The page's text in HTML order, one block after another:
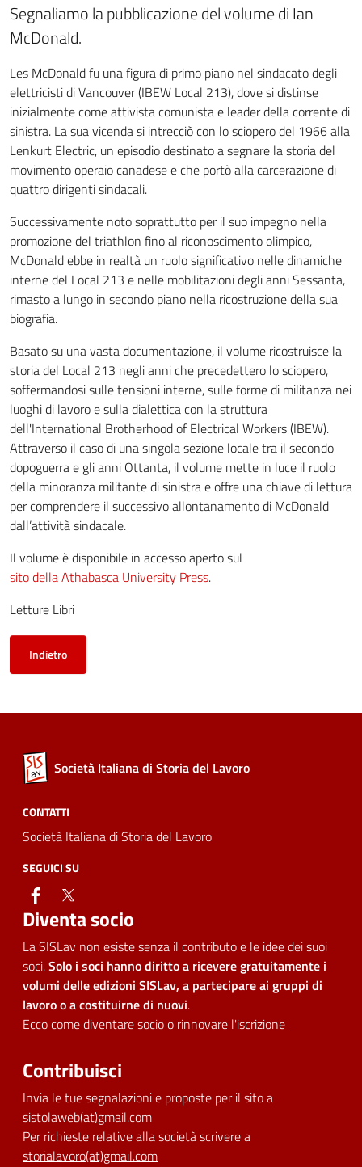
Segnaliamo la pubblicazione del volume di Ian
McDonald.
Les McDonald fu una figura di primo piano nel sindacato degli
elettricisti di Vancouver (IBEW Local 213), dove si distinse
inizialmente come attivista comunista e leader della corrente di
sinistra. La sua vicenda si intrecciò con lo sciopero del 1966 alla
Lenkurt Electric, un episodio destinato a segnare la storia del
movimento operaio canadese e che portò alla carcerazione di
quattro dirigenti sindacali.
Successivamente noto soprattutto per il suo impegno nella
promozione del triathlon fino al riconoscimento olimpico,
McDonald ebbe in realtà un ruolo significativo nelle dinamiche
interne del Local 213 e nelle mobilitazioni degli anni Sessanta,
rimasto a lungo in secondo piano nella ricostruzione della sua
biografia.
Basato su una vasta documentazione, il volume ricostruisce la
storia del Local 213 negli anni che precedettero lo sciopero,
soffermandosi sulle tensioni interne, sulle forme di militanza nei
luoghi di lavoro e sulla dialettica con la struttura
dell'International Brotherhood of Electrical Workers (IBEW).
Attraverso il caso di una singola sezione locale tra il secondo
dopoguerra e gli anni Ottanta, il volume mette in luce il ruolo
della minoranza militante di sinistra e offre una chiave di lettura
per comprendere il successivo allontanamento di McDonald
dall’attività sindacale.
Il volume è disponibile in accesso aperto sul
sito della Athabasca University Press.
Letture Libri
Indietro
Società Italiana di Storia del Lavoro
CONTATTI
Società Italiana di Storia del Lavoro
SEGUICI SU
facebook
Diventa socio
La SISLav non esiste senza il contributo e le idee dei suoi
soci.Solo i soci hanno diritto a ricevere gratuitamente i
volumi delle edizioni SISLav, a partecipare ai gruppi di
lavoro o a costituirne di nuovi.
Ecco come diventare socio o rinnovare l'iscrizione
Contribuisci
Invia le tue segnalazioni e proposte per il sito a
sistolaweb(at)gmail.com
Per richieste relative alla società scrivere a
storialavoro(at)gmail.com